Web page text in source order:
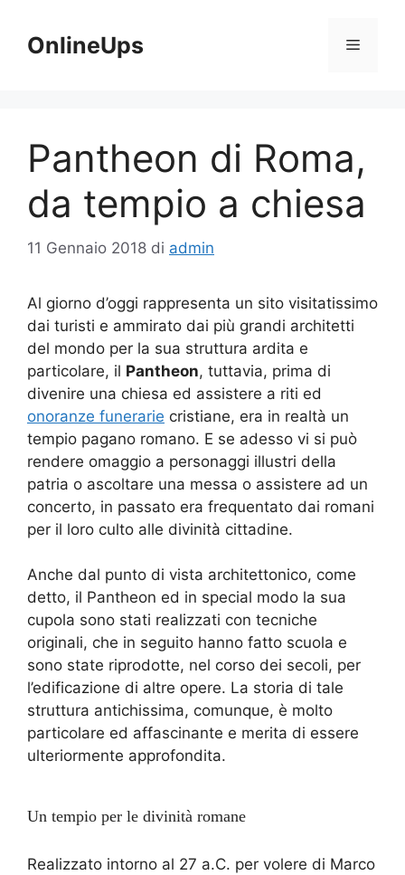
contenuto
OnlineUps Menu
Pantheon di Roma,
da tempio a chiesa
11 Gennaio 2018 di admin
Al giorno d’oggi rappresenta un sito visitatissimo
dai turisti e ammirato dai più grandi architetti
del mondo per la sua struttura ardita e
particolare, il Pantheon, tuttavia, prima di
divenire una chiesa ed assistere a riti ed
onoranze funerarie cristiane, era in realtà un
tempio pagano romano. E se adesso vi si può
rendere omaggio a personaggi illustri della
patria o ascoltare una messa o assistere ad un
concerto, in passato era frequentato dai romani
per il loro culto alle divinità cittadine.
Anche dal punto di vista architettonico, come
detto, il Pantheon ed in special modo la sua
cupola sono stati realizzati con tecniche
originali, che in seguito hanno fatto scuola e
sono state riprodotte, nel corso dei secoli, per
l’edificazione di altre opere. La storia di tale
struttura antichissima, comunque, è molto
particolare ed affascinante e merita di essere
ulteriormente approfondita.
Un tempio per le divinità romane
Realizzato intorno al 27 a.C. per volere di Marco